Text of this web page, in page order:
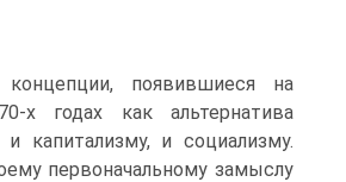
появившиеся на
х годах как альтернатива
капитализму, и социализму.
первоначальному замыслу